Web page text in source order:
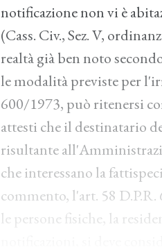
notificazione non vi è
(Cass. Civ., Sez. V,
realtà già ben noto
le modalità previste per
600/1973, può ritenersi
attesti che il destinatario
risultante
che interessano la
commento, l'art. 58
le persone fisiche, la